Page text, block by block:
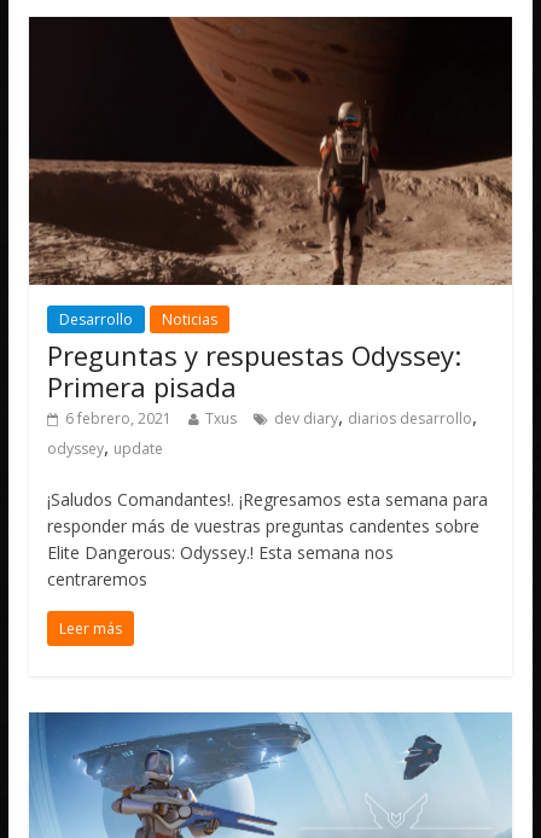
Desarrollo Noticias
Preguntas y respuestas Odyssey:
Primera pisada
6 febrero, 2021 Txus dev diary, diarios desarrollo,
odyssey, update
¡Saludos Comandantes!. ¡Regresamos esta semana para
responder más de vuestras preguntas candentes sobre
Elite Dangerous: Odyssey.! Esta semana nos
centraremos
Leer más